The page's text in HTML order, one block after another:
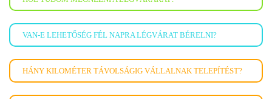
VAN-E LEHETŐSÉG FÉL NAPRA LÉGVÁRAT BÉRELNI?
HÁNY KILOMÉTER TÁVOLSÁGIG VÁLLALNAK TELEPÍTÉST?